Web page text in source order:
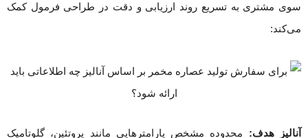
سوی مشتری به تسریع روند ارزیابی و دقت در طراحی فرمول کمک
می‌کند:
آنالیز هدف: محدوده مشخص پارامترهایی مانند پروتئین، گلوتامیک